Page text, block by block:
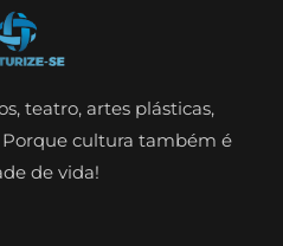
teatro, artes plásticas,
cultura também é
de vida!